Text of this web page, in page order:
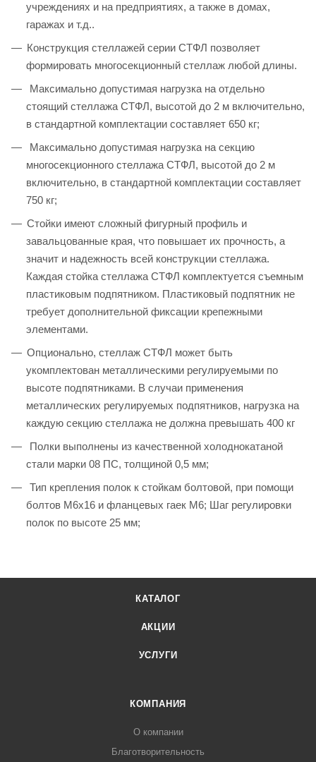
учреждениях и на предприятиях, а также в домах,
гаражах и т.д..
Конструкция стеллажей серии СТФЛ позволяет
формировать многосекционный стеллаж любой длины.
Максимально допустимая нагрузка на отдельно
стоящий стеллажа СТФЛ, высотой до 2 м включительно,
в стандартной комплектации составляет 650 кг;
Максимально допустимая нагрузка на секцию
многосекционного стеллажа СТФЛ, высотой до 2 м
включительно, в стандартной комплектации составляет
750 кг;
Стойки имеют сложный фигурный профиль и
завальцованные края, что повышает их прочность, а
значит и надежность всей конструкции стеллажа.
Каждая стойка стеллажа СТФЛ комплектуется съемным
пластиковым подпятником. Пластиковый подпятник не
требует дополнительной фиксации крепежными
элементами.
Опционально, стеллаж СТФЛ может быть
укомплектован металлическими регулируемыми по
высоте подпятниками. В случаи применения
металлических регулируемых подпятников, нагрузка на
каждую секцию стеллажа не должна превышать 400 кг
Полки выполнены из качественной холоднокатаной
стали марки 08 ПС, толщиной 0,5 мм;
Тип крепления полок к стойкам болтовой, при помощи
болтов М6х16 и фланцевых гаек М6; Шаг регулировки
полок по высоте 25 мм;
КАТАЛОГ
АКЦИИ
УСЛУГИ
КОМПАНИЯ
О компании
Благотворительность